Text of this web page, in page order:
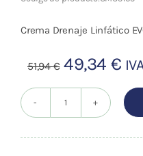
Crema Drenaje Linfático
51,94€ El
precio
original
49,34 €El